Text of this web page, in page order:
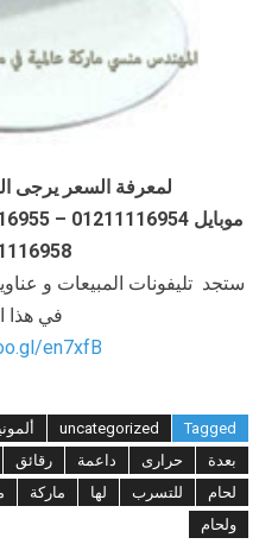
لمعرفة السعر يرجى
ستجد تليفونات المبيعات و
في هذا
en7xfB
Tagged
uncategorized
بعدة
حرارى داعمة رقائق
لحام
للتسرب لها ماركة
ولحام